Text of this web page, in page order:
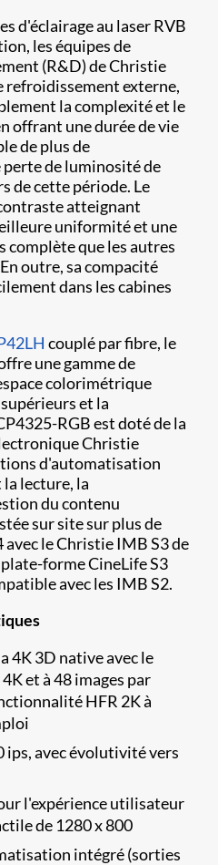
d'éclairage au laser RVB
les équipes de
(R&D) de Christie
refroidissement externe,
la complexité et le
offrant une durée de vie
de plus de
perte de luminosité de
de cette période. Le
atteignant
uniformité et une
complète que les autres
outre, sa compacité
dans les cabines
couplé par fibre, le
une gamme de
colorimétrique
et la
RGB est doté de la
Christie
d'automatisation
lecture, la
du contenu
sur site sur plus de
avec le Christie IMB S3 de
forme CineLife S3
avec les IMB S2.
4K 3D native avec le
et à 48 images par
HFR 2K à
ips, avec évolutivité vers
l'expérience utilisateur
de 1280 x 800
intégré (sorties